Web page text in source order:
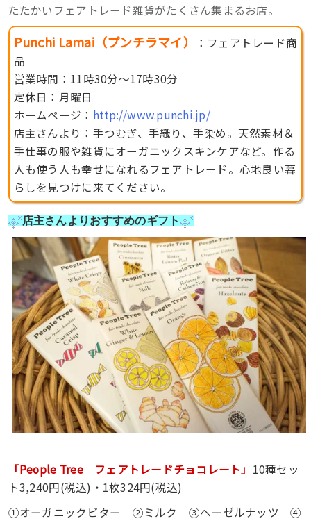
たたかいフェアトレード雑貨がたくさん集まるお店。
Punchi Lamai（プンチラマイ）
：フェアトレード商
品
営業時間：11時30分〜17時30分
定休日：月曜日
ホームページ： http://www.punchi.jp/
店主さんより：手つむぎ、手織り、手染め。天然素材＆
手仕事の服や雑貨にオーガニックスキンケアなど。作る
人も使う人も幸せになれるフェアトレード。心地良い暮
らしを見つけに来てください。
店主さんよりおすすめのギフト
「People Tree フェアトレードチョコレート」 10種セッ
ト3,240円(税込)・1枚324円(税込)
①オーガニックビター ②ミルク ③ヘーゼルナッツ ④